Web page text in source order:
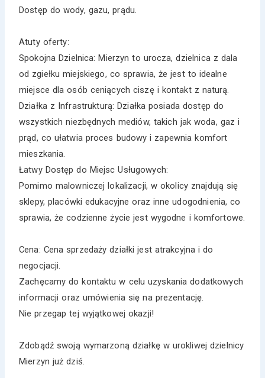
Dostęp do wody, gazu, prądu.
Atuty oferty:
Spokojna Dzielnica: Mierzyn to urocza, dzielnica z dala
od zgiełku miejskiego, co sprawia, że jest to idealne
miejsce dla osób ceniących ciszę i kontakt z naturą.
Działka z Infrastrukturą: Działka posiada dostęp do
wszystkich niezbędnych mediów, takich jak woda, gaz i
prąd, co ułatwia proces budowy i zapewnia komfort
mieszkania.
Łatwy Dostęp do Miejsc Usługowych:
Pomimo malowniczej lokalizacji, w okolicy znajdują się
sklepy, placówki edukacyjne oraz inne udogodnienia, co
sprawia, że codzienne życie jest wygodne i komfortowe.
Cena: Cena sprzedaży działki jest atrakcyjna i do
negocjacji.
Zachęcamy do kontaktu w celu uzyskania dodatkowych
informacji oraz umówienia się na prezentację.
Nie przegap tej wyjątkowej okazji!
Zdobądź swoją wymarzoną działkę w urokliwej dzielnicy
Mierzyn już dziś.